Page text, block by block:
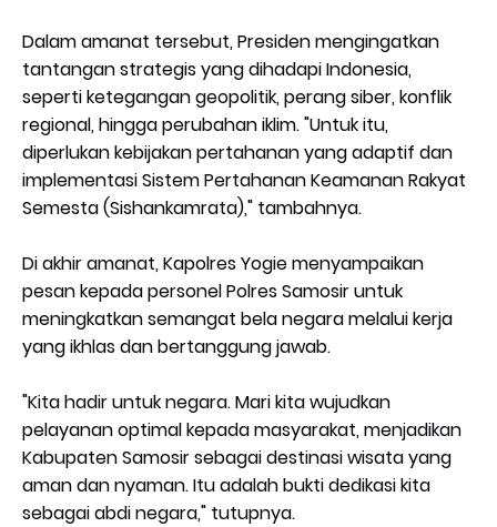
Dalam amanat tersebut, Presiden mengingatkan
tantangan strategis yang dihadapi Indonesia,
seperti ketegangan geopolitik, perang siber, konflik
regional, hingga perubahan iklim. "Untuk itu,
diperlukan kebijakan pertahanan yang adaptif dan
implementasi Sistem Pertahanan Keamanan Rakyat
Semesta (Sishankamrata)," tambahnya.
Di akhir amanat, Kapolres Yogie menyampaikan
pesan kepada personel Polres Samosir untuk
meningkatkan semangat bela negara melalui kerja
yang ikhlas dan bertanggung jawab.
"Kita hadir untuk negara. Mari kita wujudkan
pelayanan optimal kepada masyarakat, menjadikan
Kabupaten Samosir sebagai destinasi wisata yang
aman dan nyaman. Itu adalah bukti dedikasi kita
sebagai abdi negara," tutupnya.